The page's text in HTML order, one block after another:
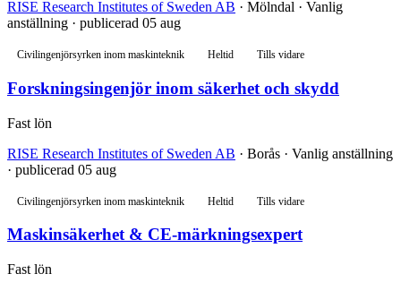
RISE Research Institutes of Sweden AB · Mölndal · Vanlig
anställning · publicerad 05 aug
Civilingenjörsyrken inom maskinteknik Heltid Tills vidare
Forskningsingenjör inom säkerhet och skydd
Fast lön
RISE Research Institutes of Sweden AB · Borås · Vanlig anställning
· publicerad 05 aug
Civilingenjörsyrken inom maskinteknik Heltid Tills vidare
Maskinsäkerhet & CE-märkningsexpert
Fast lön